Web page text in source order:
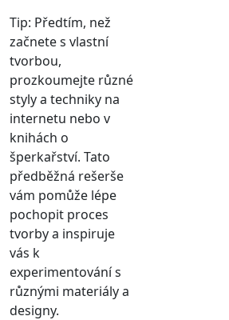
Tip: Předtím, než
začnete s vlastní
tvorbou,
prozkoumejte různé
styly a techniky na
internetu nebo v
knihách o
šperkařství. Tato
předběžná rešerše
vám pomůže lépe
pochopit proces
tvorby a inspiruje
vás k
experimentování s
různými materiály a
designy.